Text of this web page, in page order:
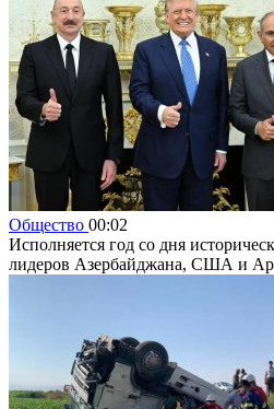
Общество 00:02
Исполняется год со дня
лидеров Азербайджана, США и